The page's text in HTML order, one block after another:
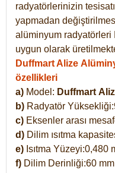
radyatörlerinizin
yapmadan
alüminyum radyatörleri
uygun olarak
Duffmart Alize
özellikleri
a) Model: Duffmart
b) Radyatör
c) Eksenler arası
d) Dilim ısıtma
e) Isıtma Yüzeyi:0,480
f) Dilim Derinliği:60 mm